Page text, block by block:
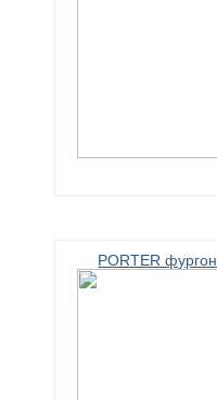
PORTER фургон